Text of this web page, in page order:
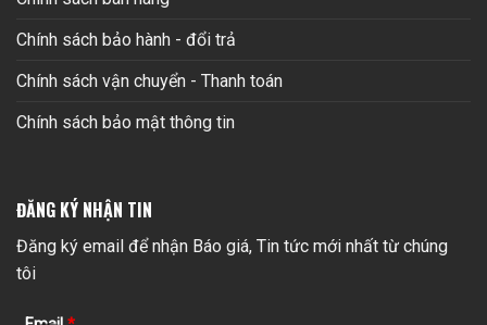
Chính sách bảo hành - đổi trả
Chính sách vận chuyển - Thanh toán
Chính sách bảo mật thông tin
ĐĂNG KÝ NHẬN TIN
Đăng ký email để nhận Báo giá, Tin tức mới nhất từ chúng
tôi